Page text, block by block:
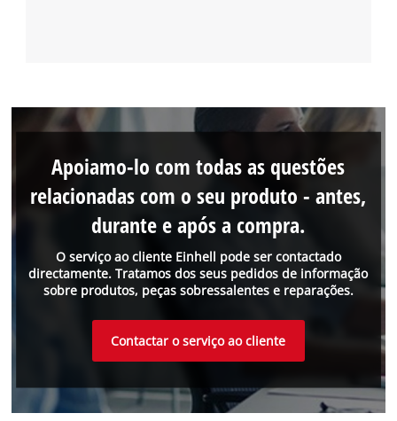
O serviço ao cliente Einhell pode ser contactado
directamente. Tratamos dos seus pedidos de informação
sobre produtos, peças sobressalentes e reparações.
Apoiamo-lo com todas as questões
relacionadas com o seu produto - antes,
durante e após a compra.
Contactar o serviço ao cliente